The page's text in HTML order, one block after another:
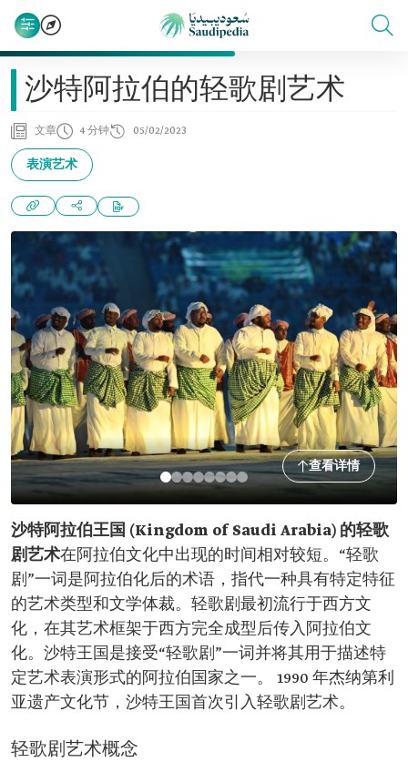
沙特阿拉伯的轻歌剧艺术
文章 4 分钟 05/02/2023
表演艺术
查看详情
沙特阿拉伯王国 (Kingdom of Saudi Arabia) 的轻歌
剧艺术在阿拉伯文化中出现的时间相对较短。“轻歌
剧”一词是阿拉伯化后的术语，指代一种具有特定特征
的艺术类型和文学体裁。轻歌剧最初流行于西方文
化，在其艺术框架于西方完全成型后传入阿拉伯文
化。沙特王国是接受“轻歌剧”一词并将其用于描述特
定艺术表演形式的阿拉伯国家之一。 1990 年杰纳第利
亚遗产文化节，沙特王国首次引入轻歌剧艺术。
轻歌剧艺术概念